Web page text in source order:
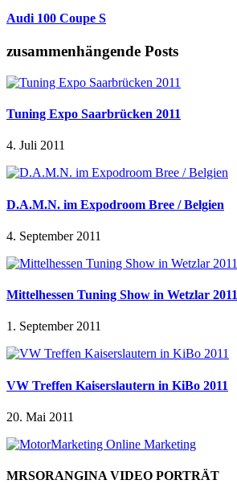
Audi 100 Coupe S
zusammenhängende Posts
Tuning Expo Saarbrücken 2011
4. Juli 2011
D.A.M.N. im Expodroom Bree / Belgien
4. September 2011
Mittelhessen Tuning Show in Wetzlar 2011
1. September 2011
VW Treffen Kaiserslautern in KiBo 2011
20. Mai 2011
MRSORANGINA VIDEO PORTRÄT